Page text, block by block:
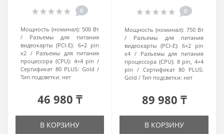
0
Мощность (номинал): 500 Вт
Разъемы для питания
видеокарты (PCI-E): 6+2 pin
x2
Разъемы для питания
процессора (CPU): 4+4 pin
Сертификат 80 PLUS: Gold
Тип подсветки: нет
46 980 ₸
В КОРЗИНУ
0
Мощность (номинал): 750 Вт
Разъемы для питания
видеокарты (PCI-E): 6+2 pin
x4
Разъемы для питания
процессора (CPU): 8 pin, 4+4
pin
Сертификат 80 PLUS:
Gold
Тип подсветки: нет
89 980 ₸
В КОРЗИНУ